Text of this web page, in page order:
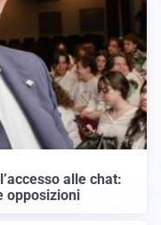
alle chat:
opposizioni